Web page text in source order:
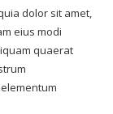
dolor sit amet,
eius modi
quaerat